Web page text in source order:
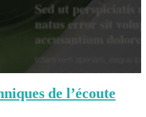
de l’écoute